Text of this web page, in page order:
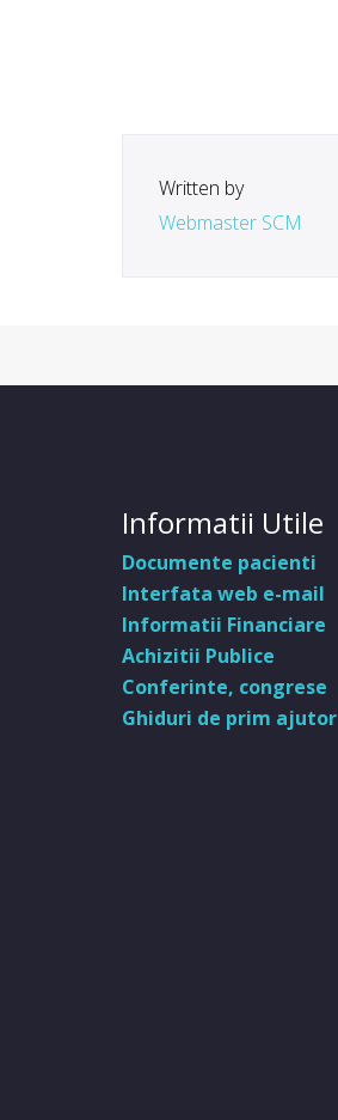
Written by
Webmaster SCM
Informatii Utile
Documente pacienti
Interfata web e-mail
Informatii Financiare
Achizitii Publice
Conferinte, congrese
Ghiduri de prim ajutor